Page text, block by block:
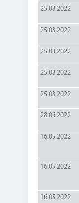
25.08.2022
25.08.2022
25.08.2022
25.08.2022
25.08.2022
28.06.2022
16.05.2022
16.05.2022
16.05.2022